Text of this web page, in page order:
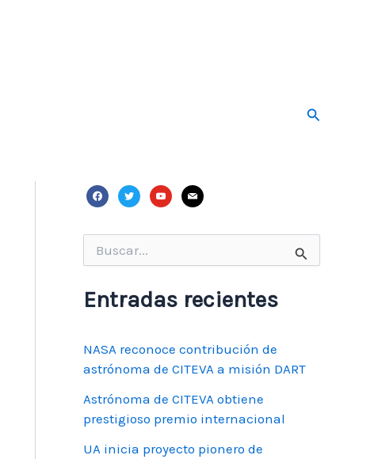
Buscar
facebook
twitteryoutube
mail
por:
Entradas recientes
NASA reconoce contribución de
astrónoma de CITEVA a misión DART
Astrónoma de CITEVA obtiene
prestigioso premio internacional
UA inicia proyecto pionero de